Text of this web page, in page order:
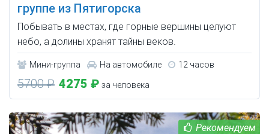
группе из Пятигорска
Побывать в местах, где горные вершины целуют
небо, а долины хранят тайны веков.
Мини-группа На автомобиле 12 часов
5700 ₽ 4275 ₽ за человека